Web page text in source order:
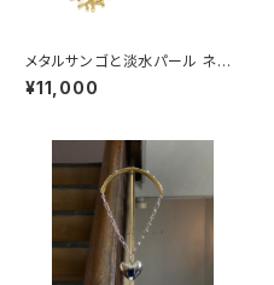
メタルサンゴと淡水パール ネッ
クレス
¥11,000